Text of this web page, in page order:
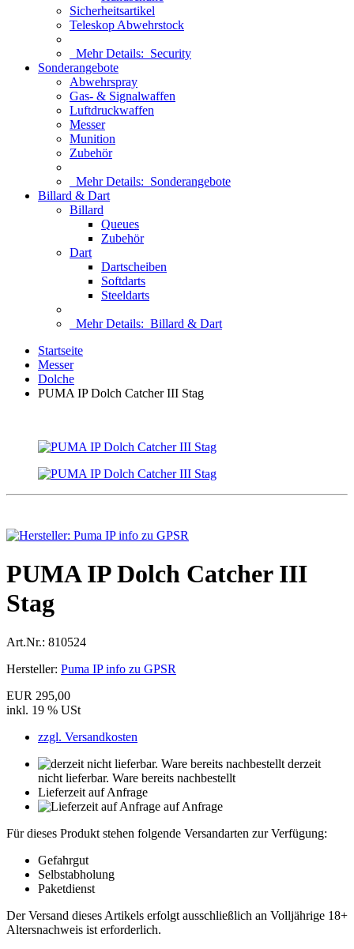
Sicherheitsartikel
Teleskop Abwehrstock
Mehr Details: Security
Sonderangebote
Abwehrspray
Gas- & Signalwaffen
Luftdruckwaffen
Messer
Munition
Zubehör
Mehr Details: Sonderangebote
Billard & Dart
Billard
Queues
Zubehör
Dart
Dartscheiben
Softdarts
Steeldarts
Mehr Details: Billard & Dart
Startseite
Messer
Dolche
PUMA IP Dolch Catcher III Stag
PUMA IP Dolch Catcher III
Stag
Art.Nr.: 810524
Hersteller: Puma IP info zu GPSR
EUR 295,00
inkl. 19 % USt
zzgl. Versandkosten
derzeit
nicht lieferbar. Ware bereits nachbestellt
Lieferzeit auf Anfrage
auf Anfrage
Für dieses Produkt stehen folgende Versandarten zur Verfügung:
Gefahrgut
Selbstabholung
Paketdienst
Der Versand dieses Artikels erfolgt ausschließlich an Volljährige 18+
Altersnachweis ist erforderlich.